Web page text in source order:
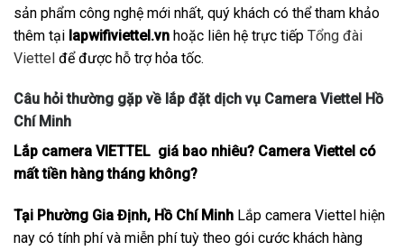
sản phẩm công nghệ mới nhất, quý khách có thể tham khảo
thêm tại lapwifiviettel.vn hoặc liên hệ trực tiếp Tổng đài
Viettel để được hỗ trợ hỏa tốc.
Câu hỏi thường gặp về lắp đặt dịch vụ Camera Viettel Hồ
Chí Minh
Lắp camera VIETTEL giá bao nhiêu? Camera Viettel có
mất tiền hàng tháng không?
Tại Phường Gia Định, Hồ Chí Minh Lắp camera Viettel hiện
nay có tính phí và miễn phí tuỳ theo gói cước khách hàng